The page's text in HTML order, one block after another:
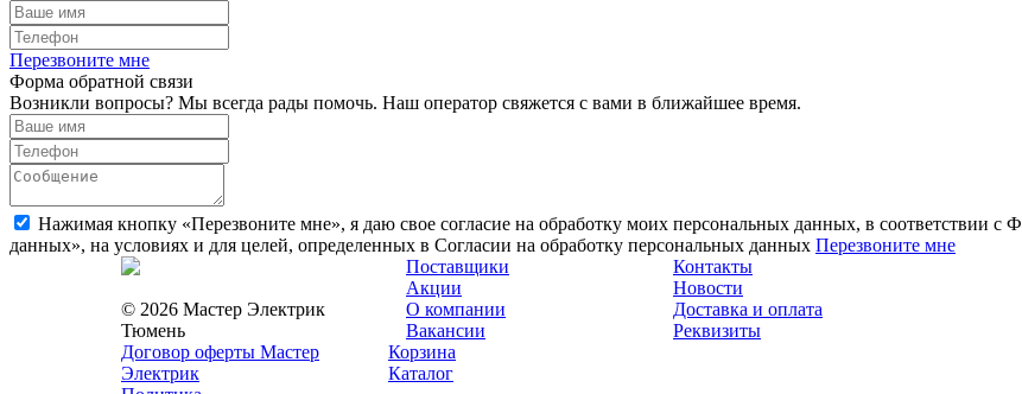
Перезвоните мне
Форма обратной связи
Возникли вопросы? Мы всегда рады помочь. Наш оператор свяжется с вами в ближайшее время.
Нажимая кнопку «Перезвоните мне», я даю свое согласие на обработку моих персональных данных, в соответствии
данных», на условиях и для целей, определенных в Согласии на обработку персональных данных Перезвоните мне
© 2026 Мастер Электрик
Тюмень
Договор оферты Мастер
Электрик
Поставщики
Контакты
Акции
Новости
О компании
Доставка и оплата
Вакансии
Реквизиты
Корзина
Каталог